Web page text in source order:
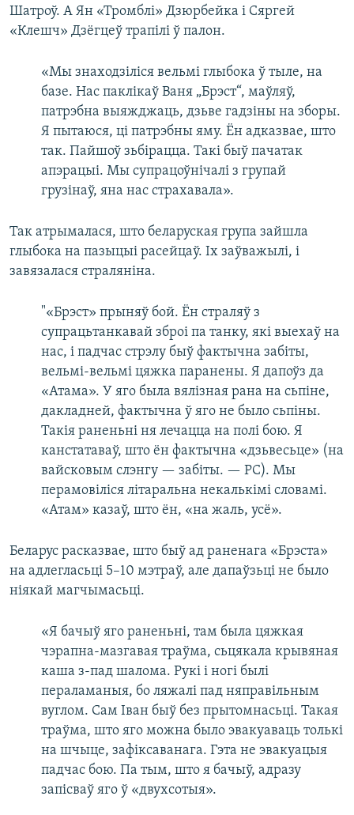
Шатроў. А Ян «Тромблі» Дзюрбейка і Сяргей
«Клешч» Дзёгцеў трапілі ў палон.
«Мы знаходзіліся вельмі глыбока ў тыле, на
базе. Нас паклікаў Ваня „Брэст“, маўляў,
патрэбна выяжджаць, дзьве гадзіны на зборы.
Я пытаюся, ці патрэбны яму. Ён адказвае, што
так. Пайшоў зьбірацца. Такі быў пачатак
апэрацыі. Мы супрацоўнічалі з групай
грузінаў, яна нас страхавала».
Так атрымалася, што беларуская група зайшла
глыбока на пазыцыі расейцаў. Іх заўважылі, і
завязалася страляніна.
"«Брэст» прыняў бой. Ён страляў з
супрацьтанкавай зброі па танку, які выехаў на
нас, і падчас стрэлу быў фактычна забіты,
вельмі-вельмі цяжка паранены. Я дапоўз да
«Атама». У яго была вялізная рана на сьпіне,
дакладней, фактычна ў яго не было сьпіны.
Такія раненьні ня лечацца на полі бою. Я
канстатаваў, што ён фактычна «дзьвесьце» (на
вайсковым слэнгу — забіты. — РС). Мы
перамовіліся літаральна некалькімі словамі.
«Атам» казаў, што ён, «на жаль, усё».
Беларус расказвае, што быў ад раненага «Брэста»
на адлегласьці 5–10 мэтраў, але дапаўзьці не было
ніякай магчымасьці.
«Я бачыў яго раненьні, там была цяжкая
чэрапна-мазгавая траўма, сьцякала крывяная
каша з-пад шалома. Рукі і ногі былі
пераламаныя, бо ляжалі пад няправільным
вуглом. Сам Іван быў без прытомнасьці. Такая
траўма, што яго можна было эвакуаваць толькі
на шчыце, зафіксаванага. Гэта не эвакуацыя
падчас бою. Па тым, што я бачыў, адразу
запісваў яго ў «двухсотыя».